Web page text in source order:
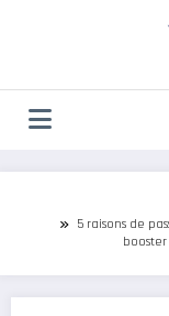
5 raisons de